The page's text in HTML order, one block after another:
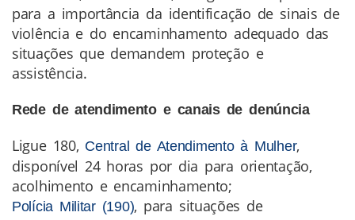
para a importância da identificação de sinais de
violência e do encaminhamento adequado das
situações que demandem proteção e
assistência.
Rede de atendimento e canais de denúncia
Ligue 180, Central de Atendimento à Mulher,
disponível 24 horas por dia para orientação,
acolhimento e encaminhamento;
Polícia Militar (190), para situações de